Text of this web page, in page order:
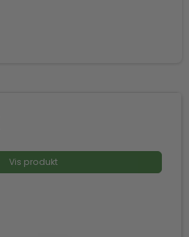
Vis produkt